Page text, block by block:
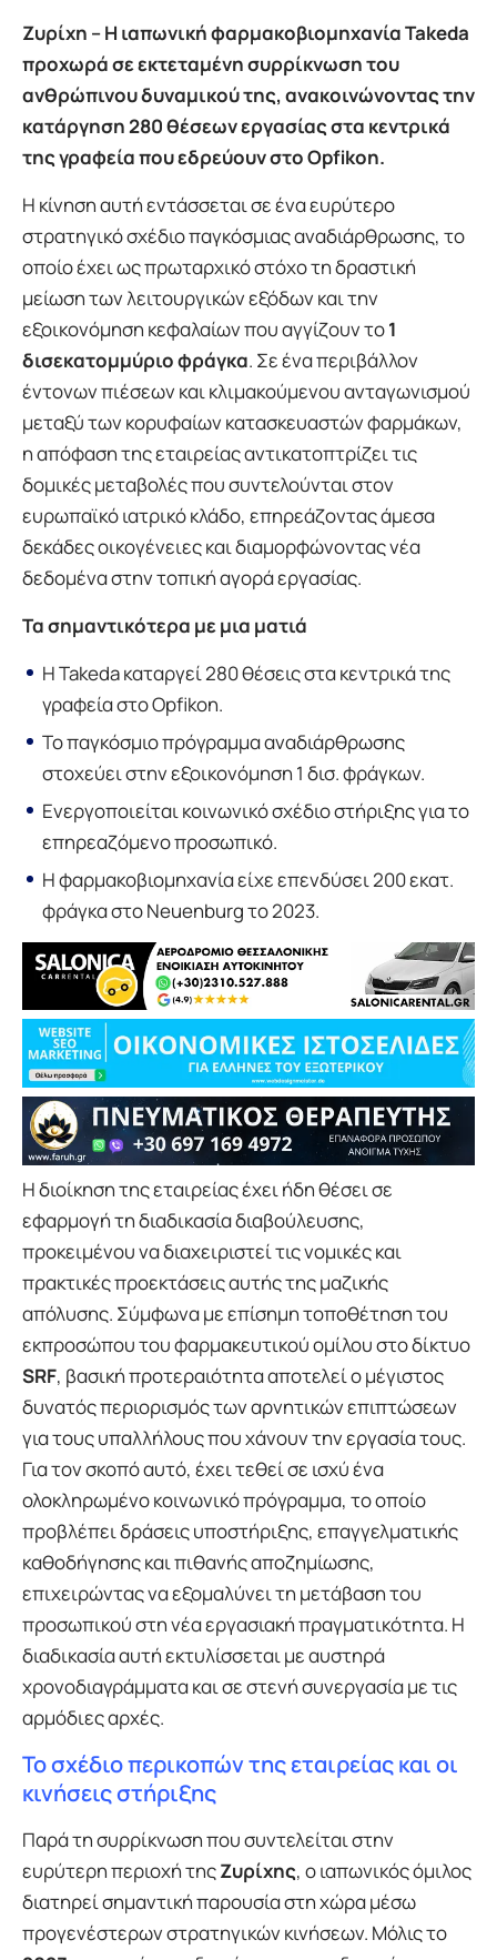
Ζυρίχη – Η ιαπωνική φαρμακοβιομηχανία Takeda
προχωρά σε εκτεταμένη συρρίκνωση του
ανθρώπινου δυναμικού της, ανακοινώνοντας την
κατάργηση 280 θέσεων εργασίας στα κεντρικά
της γραφεία που εδρεύουν στο Opfikon.
Η κίνηση αυτή εντάσσεται σε ένα ευρύτερο
στρατηγικό σχέδιο παγκόσμιας αναδιάρθρωσης, το
οποίο έχει ως πρωταρχικό στόχο τη δραστική
μείωση των λειτουργικών εξόδων και την
εξοικονόμηση κεφαλαίων που αγγίζουν το1
δισεκατομμύριο φράγκα. Σε ένα περιβάλλον
έντονων πιέσεων και κλιμακούμενου ανταγωνισμού
μεταξύ των κορυφαίων κατασκευαστών φαρμάκων,
η απόφαση της εταιρείας αντικατοπτρίζει τις
δομικές μεταβολές που συντελούνται στον
ευρωπαϊκό ιατρικό κλάδο, επηρεάζοντας άμεσα
δεκάδες οικογένειες και διαμορφώνοντας νέα
δεδομένα στην τοπική αγορά εργασίας.
Τα σημαντικότερα με μια ματιά
Η Takeda καταργεί 280 θέσεις στα κεντρικά της
γραφεία στο Opfikon.
Το παγκόσμιο πρόγραμμα αναδιάρθρωσης
στοχεύει στην εξοικονόμηση 1 δισ. φράγκων.
Ενεργοποιείται κοινωνικό σχέδιο στήριξης για το
επηρεαζόμενο προσωπικό.
Η φαρμακοβιομηχανία είχε επενδύσει 200 εκατ.
φράγκα στο Neuenburg το 2023.
Η διοίκηση της εταιρείας έχει ήδη θέσει σε
εφαρμογή τη διαδικασία διαβούλευσης,
προκειμένου να διαχειριστεί τις νομικές και
πρακτικές προεκτάσεις αυτής της μαζικής
απόλυσης. Σύμφωνα με επίσημη τοποθέτηση του
εκπροσώπου του φαρμακευτικού ομίλου στο δίκτυο
SRF, βασική προτεραιότητα αποτελεί ο μέγιστος
δυνατός περιορισμός των αρνητικών επιπτώσεων
για τους υπαλλήλους που χάνουν την εργασία τους.
Για τον σκοπό αυτό, έχει τεθεί σε ισχύ ένα
ολοκληρωμένο κοινωνικό πρόγραμμα, το οποίο
προβλέπει δράσεις υποστήριξης, επαγγελματικής
καθοδήγησης και πιθανής αποζημίωσης,
επιχειρώντας να εξομαλύνει τη μετάβαση του
προσωπικού στη νέα εργασιακή πραγματικότητα. Η
διαδικασία αυτή εκτυλίσσεται με αυστηρά
χρονοδιαγράμματα και σε στενή συνεργασία με τις
αρμόδιες αρχές.
Το σχέδιο περικοπών της εταιρείας και οι
κινήσεις στήριξης
Παρά τη συρρίκνωση που συντελείται στην
ευρύτερη περιοχή τηςΖυρίχης, ο ιαπωνικός όμιλος
διατηρεί σημαντική παρουσία στη χώρα μέσω
προγενέστερων στρατηγικών κινήσεων. Μόλις το